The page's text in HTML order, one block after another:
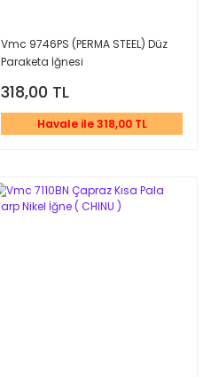
Vmc 9746PS (PERMA STEEL) Düz
Paraketa İğnesi
318,00 TL
Havale ile 318,00 TL